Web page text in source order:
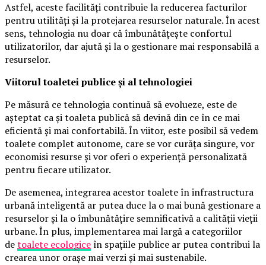
Astfel, aceste facilități contribuie la reducerea facturilor
pentru utilități și la protejarea resurselor naturale. În acest
sens, tehnologia nu doar că îmbunătățește confortul
utilizatorilor, dar ajută și la o gestionare mai responsabilă a
resurselor.
Viitorul toaletei publice și al tehnologiei
Pe măsură ce tehnologia continuă să evolueze, este de
așteptat ca și toaleta publică să devină din ce în ce mai
eficientă și mai confortabilă. În viitor, este posibil să vedem
toalete complet autonome, care se vor curăța singure, vor
economisi resurse și vor oferi o experiență personalizată
pentru fiecare utilizator.
De asemenea, integrarea acestor toalete în infrastructura
urbană inteligentă ar putea duce la o mai bună gestionare a
resurselor și la o îmbunătățire semnificativă a calității vieții
urbane. În plus, implementarea mai largă a categoriilor
detoalete ecologiceîn spațiile publice ar putea contribui la
crearea unor orașe mai verzi și mai sustenabile.